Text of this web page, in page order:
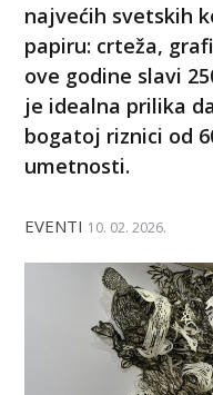
najvećih svetskih
papiru: crteža,
ove godine slavi
je idealna prilika
bogatoj riznici od
umetnosti.
EVENTI 10. 02. 2026.